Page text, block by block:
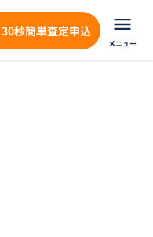
30秒簡単査定申込
メニュー